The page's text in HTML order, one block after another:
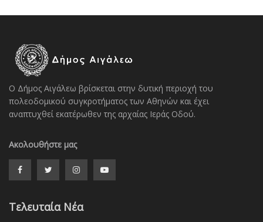
Ο Δήμος Αιγάλεω βρίσκεται στην δυτική περιοχή του
πολεοδομικού συγκροτήματος των Αθηνών και έχει
αναπτυχθεί εκατέρωθεν της αρχαίας Ιεράς Οδού.
Ακολουθήστε μας
Τελευταία Νέα